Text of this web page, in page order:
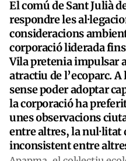
El comú de Sant Julià
respondre les
consideracions
corporació liderada
Vila pretenia impulsar
atractiu de l’ecoparc.
sense poder adoptar
la corporació ha
unes observacions
entre altres, la nul·litat
inconsistent entre